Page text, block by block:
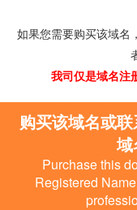
如果您需要购买该域名
我司仅是域名注
购买该域名或
Purchase this
Registered